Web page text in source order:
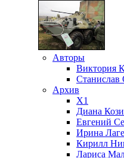
Авторы
Виктория
Станислав
Архив
X1
Диана
Евгений
Ирина
Кирилл
Лариса